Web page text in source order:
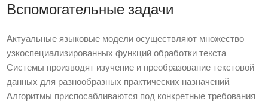
Вспомогательные задачи
Актуальные языковые модели осуществляют множество
узкоспециализированных функций обработки текста.
Системы производят изучение и преобразование текстовой
данных для разнообразных практических назначений.
Алгоритмы приспосабливаются под конкретные требования